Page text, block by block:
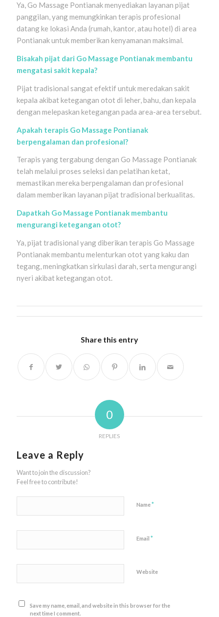
Ya, Go Massage Pontianak menyediakan layanan pijat
panggilan, yang memungkinkan terapis profesional
datang ke lokasi Anda (rumah, kantor, atau hotel) di area
Pontianak untuk memberikan kenyamanan maksimal.
Bisakah pijat dari Go Massage Pontianak membantu
mengatasi sakit kepala?
Pijat tradisional sangat efektif untuk meredakan sakit
kepala akibat ketegangan otot di leher, bahu, dan kepala
dengan melepaskan ketegangan pada area-area tersebut.
Apakah terapis Go Massage Pontianak
berpengalaman dan profesional?
Terapis yang tergabung dengan Go Massage Pontianak
telah melalui proses seleksi dan pelatihan ketat,
memastikan mereka berpengalaman dan profesional
dalam memberikan layanan pijat tradisional berkualitas.
Dapatkah Go Massage Pontianak membantu
mengurangi ketegangan otot?
Ya, pijat tradisional yang diberikan terapis Go Massage
Pontianak membantu melenturkan otot yang kaku dan
tegang, meningkatkan sirkulasi darah, serta mengurangi
nyeri akibat ketegangan otot.
Share this entry
0
REPLIES
Leave a Reply
Want to join the discussion?
Feel free to contribute!
Name*
Email *
Website
Save my name, email, and website in this browser for the
next time I comment.